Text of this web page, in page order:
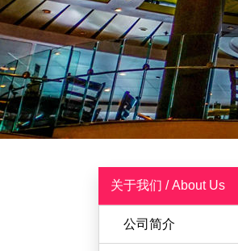
关于我们 / About Us
公司简介